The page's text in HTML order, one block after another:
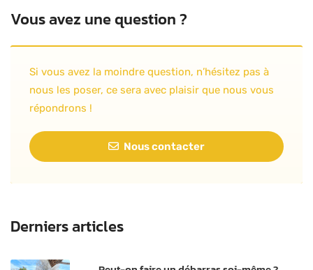
Vous avez une question ?
Si vous avez la moindre question, n’hésitez pas à
nous les poser, ce sera avec plaisir que nous vous
répondrons !
Nous contacter
Derniers articles